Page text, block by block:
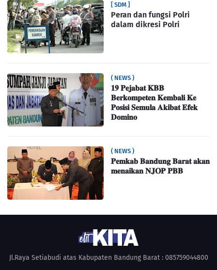
[ SDM ]
Peran dan fungsi Polri
dalam dikresi Polri
( NEWS )
𝟏𝟗 𝐏𝐞𝐣𝐚𝐛𝐚𝐭 𝐊𝐁𝐁
𝐁𝐞𝐫𝐤𝐨𝐦𝐩𝐞𝐭𝐞𝐧 𝐊𝐞𝐦𝐛𝐚𝐥𝐢 𝐊𝐞
𝐏𝐨𝐬𝐢𝐬𝐢 𝐒𝐞𝐦𝐮𝐥𝐚 𝐀𝐤𝐢𝐛𝐚𝐭 𝐄𝐟𝐞𝐤
𝐃𝐨𝐦𝐢𝐧𝐨
( NEWS )
𝐏𝐞𝐦𝐤𝐚𝐛 𝐁𝐚𝐧𝐝𝐮𝐧𝐠 𝐁𝐚𝐫𝐚𝐭 𝐚𝐤𝐚𝐧
𝐦𝐞𝐧𝐚𝐢𝐤𝐚𝐧 𝐍𝐉𝐎𝐏 𝐏𝐁𝐁
Jl.Raya Setiabudi atas Kabupaten Bandung Barat : 085759044800